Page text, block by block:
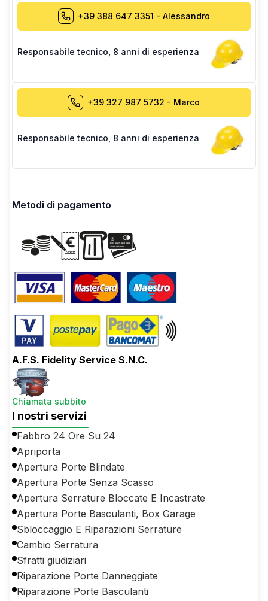
+39 388 647 3351 - Alessandro
Responsabile tecnico 8 anni di esperienza
+39 327 987 5732 - Marco
Responsabile tecnico 8 anni di esperienza
Metodi di pagamento
A.F.S. Fidelity Service S.N.C.
Chiamata subbito
I nostri servizi
Fabbro 24 Ore Su 24
Apriporta
Apertura Porte Blindate
Apertura Porte Senza Scasso
Apertura Serrature Bloccate E Incastrate
Apertura Porte Basculanti, Box Garage
Sbloccaggio E Riparazioni Serrature
Cambio Serratura
Sfratti giudiziari
Riparazione Porte Danneggiate
Riparazione Porte Basculanti